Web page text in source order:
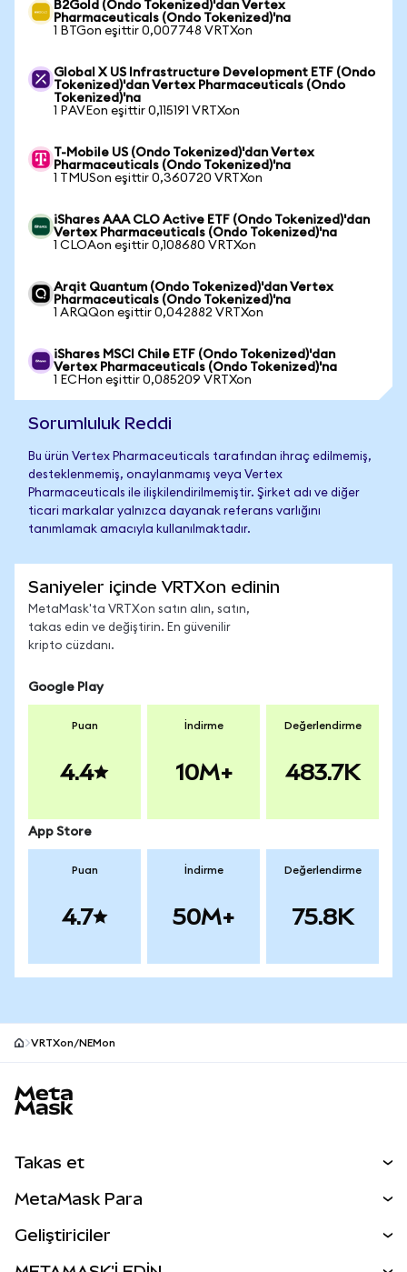
B2Gold (Ondo Tokenized)'dan Vertex
Pharmaceuticals (Ondo Tokenized)'na
1 BTGon eşittir 0,007748 VRTXon
Global X US Infrastructure Development ETF (Ondo
Tokenized)'dan Vertex Pharmaceuticals (Ondo
Tokenized)'na
1 PAVEon eşittir 0,115191 VRTXon
T-Mobile US (Ondo Tokenized)'dan Vertex
Pharmaceuticals (Ondo Tokenized)'na
1 TMUSon eşittir 0,360720 VRTXon
iShares AAA CLO Active ETF (Ondo Tokenized)'dan
Vertex Pharmaceuticals (Ondo Tokenized)'na
1 CLOAon eşittir 0,108680 VRTXon
Arqit Quantum (Ondo Tokenized)'dan Vertex
Pharmaceuticals (Ondo Tokenized)'na
1 ARQQon eşittir 0,042882 VRTXon
iShares MSCI Chile ETF (Ondo Tokenized)'dan
Vertex Pharmaceuticals (Ondo Tokenized)'na
1 ECHon eşittir 0,085209 VRTXon
Sorumluluk Reddi
Bu ürün Vertex Pharmaceuticals tarafından ihraç edilmemiş,
desteklenmemiş, onaylanmamış veya Vertex
Pharmaceuticals ile ilişkilendirilmemiştir. Şirket adı ve diğer
ticari markalar yalnızca dayanak referans varlığını
tanımlamak amacıyla kullanılmaktadır.
Saniyeler içinde VRTXon edinin
MetaMask'ta VRTXon satın alın, satın,
takas edin ve değiştirin. En güvenilir
kripto cüzdanı.
Google Play
Puan
4.4
İndirme
10M+
Değerlendirme
483.7K
App Store
Puan
4.7
İndirme
50M+
Değerlendirme
75.8K
VRTXon/NEMon
Takas et
Perps
MetaMask Para
Geliştiriciler